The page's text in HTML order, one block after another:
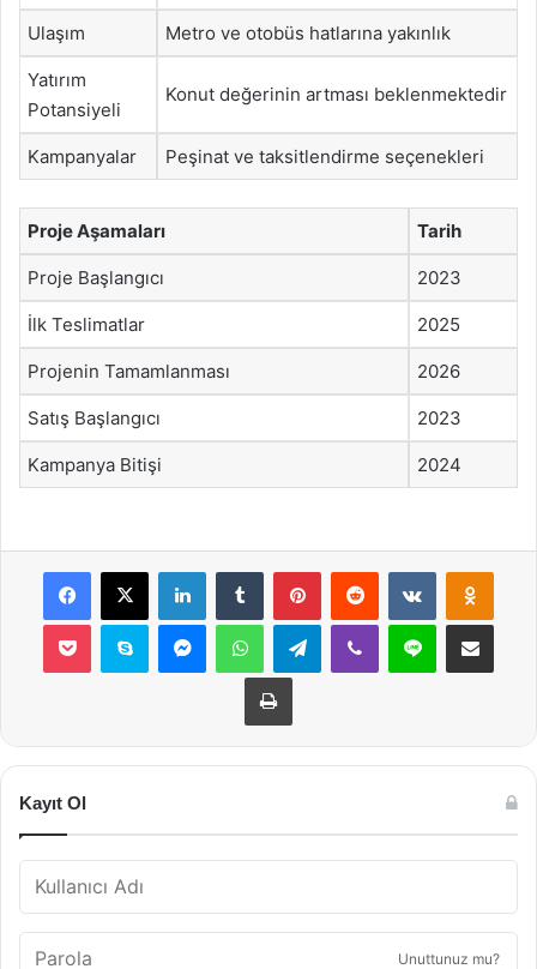
Ulaşım Metro ve otobüs hatlarına yakınlık
Yatırım
Potansiyeli
Konut değerinin artması beklenmektedir
Kampanyalar Peşinat ve taksitlendirme seçenekleri
Proje Aşamaları Tarih
Proje Başlangıcı 2023
İlk Teslimatlar 2025
Projenin Tamamlanması 2026
Satış Başlangıcı 2023
Kampanya Bitişi 2024
Facebook
X LinkedInTumblr PinterestReddit VKontakte
Pocket Skype MessengerWhatsAppTelegramViber Line E-Posta ile
Yazdır
Kayıt Ol
Unuttunuz mu?